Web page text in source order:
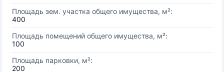
Площадь зем. участка общего имущества, м²:
400
Площадь помещений общего имущества, м²:
100
Площадь парковки, м²:
200